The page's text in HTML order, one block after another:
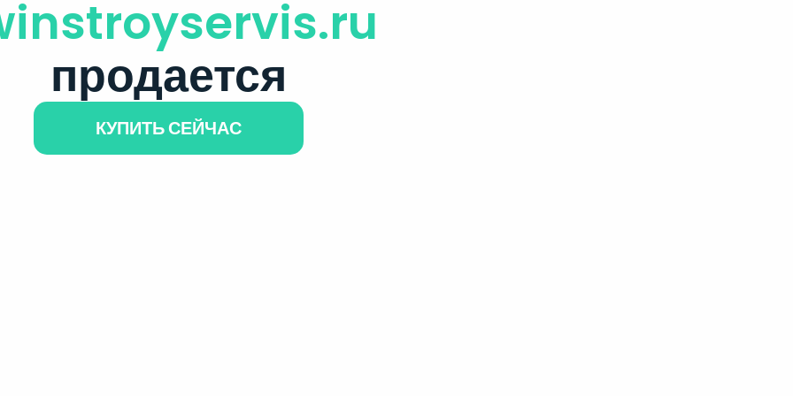
продается
КУПИТЬ СЕЙЧАС